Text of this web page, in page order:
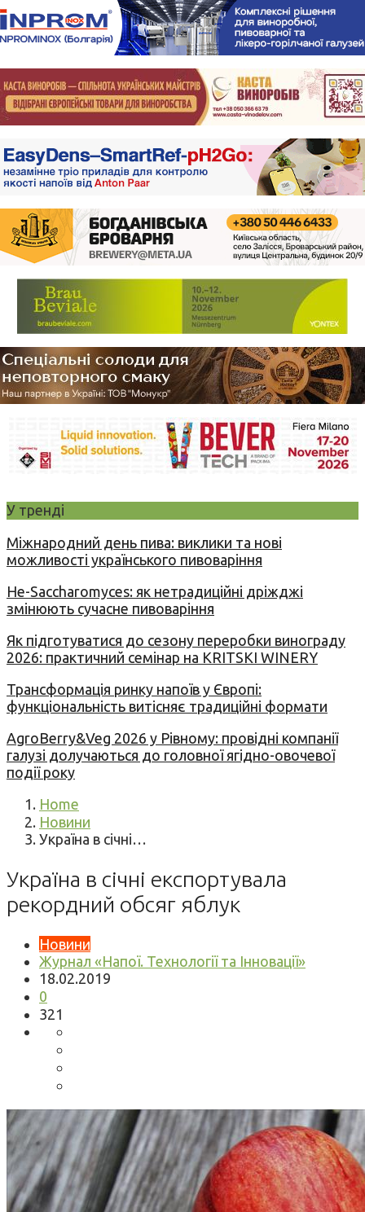
У тренді
Міжнародний день пива: виклики та нові
можливості українського пивоваріння
Не-Saccharomyces: як нетрадиційні дріжджі
змінюють сучасне пивоваріння
Як підготуватися до сезону переробки винограду
2026: практичний семінар на KRITSKI WINERY
Трансформація ринку напоїв у Європі:
функціональність витісняє традиційні формати
AgroBerry&Veg 2026 у Рівному: провідні компанії
галузі долучаються до головної ягідно-овочевої
події року
Home
Новини
Україна в січні…
Україна в січні експортувала
рекордний обсяг яблук
Новини
Журнал «Напої. Технології та Інновації»
18.02.2019
0
321